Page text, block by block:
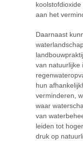
aan het
Daarnaast
van natuurlijke
hun
verminderen,
waar
van
leiden tot
druk op